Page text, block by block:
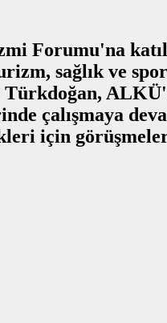
Forumu'na
sağlık ve spor
çalışmaya
için